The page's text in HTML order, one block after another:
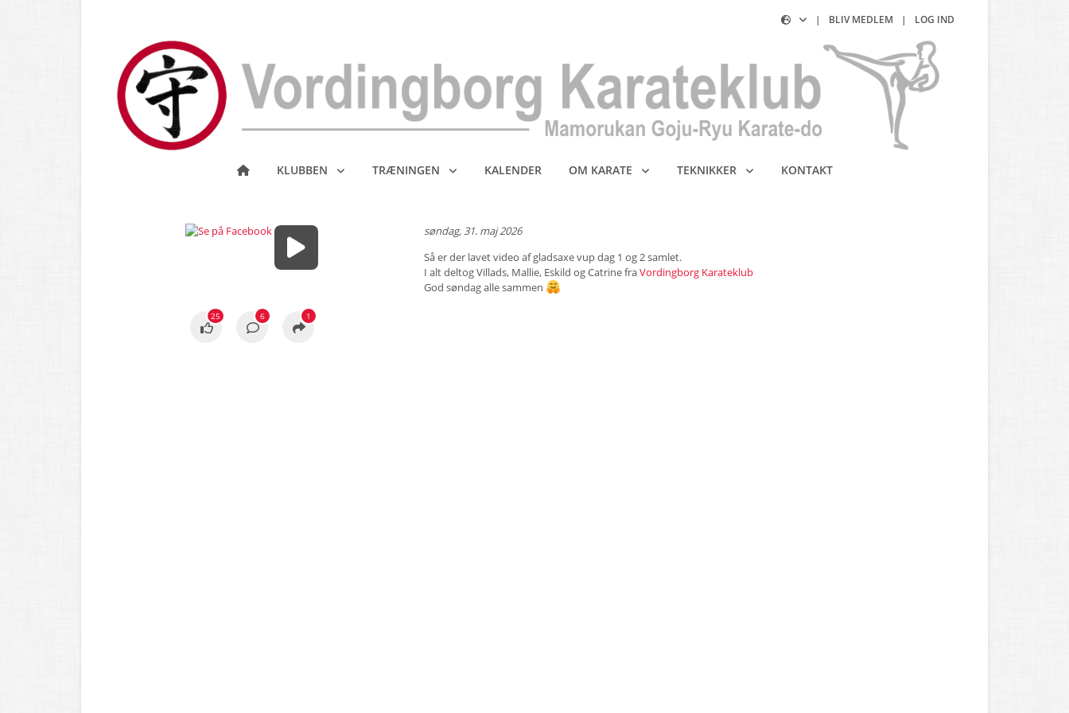
| BLIV MEDLEM | LOG IND
KLUBBEN TRÆNINGEN KALENDER OM KARATE TEKNIKKER KONTAKT
søndag, 31. maj 2026
Så er der lavet video af gladsaxe vup dag 1 og 2 samlet.
I alt deltog Villads, Mallie, Eskild og Catrine fraVordingborg Karateklub
God søndag alle sammen
25 6 1